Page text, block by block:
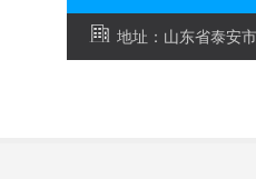
地址：山东省泰安